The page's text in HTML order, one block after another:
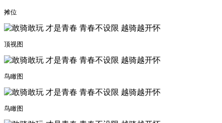
摊位
顶视图
鸟瞰图
鸟瞰图